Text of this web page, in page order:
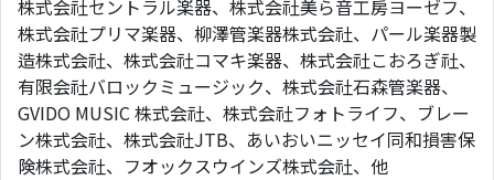
株式会社セントラル楽器、株式会社美ら音工房ヨーゼフ、
株式会社プリマ楽器、柳澤管楽器株式会社、パール楽器製
造株式会社、株式会社コマキ楽器、株式会社こおろぎ社、
有限会社バロックミュージック、株式会社石森管楽器、
GVIDO MUSIC 株式会社、株式会社フォトライフ、ブレー
ン株式会社、株式会社JTB、あいおいニッセイ同和損害保
険株式会社、フオックスウインズ株式会社、他